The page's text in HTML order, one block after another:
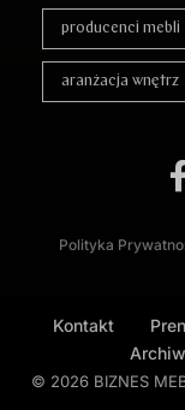
producenci mebli
aranżacja wnętrz
Polityka
Kontakt
© 2026 BIZNES